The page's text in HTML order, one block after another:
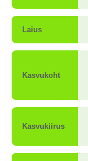
Laius
Kasvukoht
Kasvukiirus